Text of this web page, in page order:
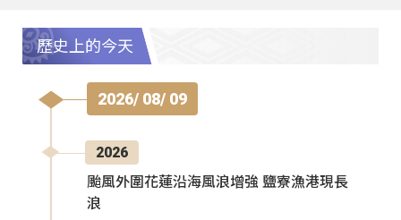
歷史上的今天
2026/ 08/ 09
2026
颱風外圍花蓮沿海風浪增強 鹽寮漁港現長
浪